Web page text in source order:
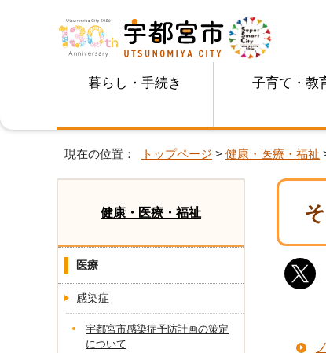
暮らし・手続き 子育て・教
現在の位置： トップページ > 健康・医療・福祉
健康・医療・福祉
医療
感染症
宇都宮市感染症予防計画の策定
について